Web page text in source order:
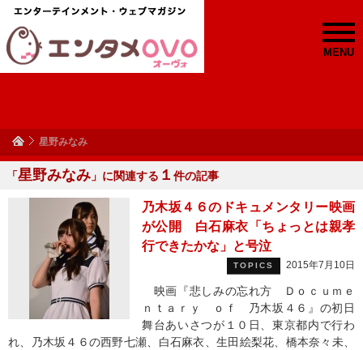
MENU
星野みなみ
「星野みなみ 」に関連する １ 件の記事
乃木坂４６のドキュメンタリー映画
が公開 白石麻衣「ちょっとは親孝
行できたかな」と号泣
TOPICS 2015年7月10日
映画『悲しみの忘れ方 Ｄｏｃｕｍｅ
ｎｔａｒｙ ｏｆ 乃木坂４６』の初日
舞台あいさつが１０日、東京都内で行わ
れ、乃木坂４６の西野七瀬、白石麻衣、生田絵梨花、橋本奈々未、